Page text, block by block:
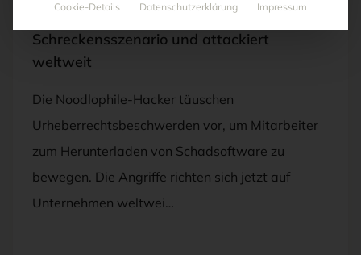
Noodlophile setzt auf Copyright-
Schreckensszenario und attackiert
weltweit
Die Noodlophile-Hacker täuschen
Urheberrechtsbeschwerden vor, um Mitarbeiter
zum Herunterladen von Schadsoftware zu
bewegen. Die Angriffe richten sich jetzt auf
Unternehmen weltwei…
Cookie-Details Datenschutzerklärung Impressum